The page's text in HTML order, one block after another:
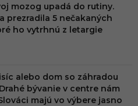
mozog upadá do rutiny.
prezradila 5 nečakaných
ho vytrhnú z letargie
alebo dom so záhradou
bývanie v centre nám
majú vo výbere jasno